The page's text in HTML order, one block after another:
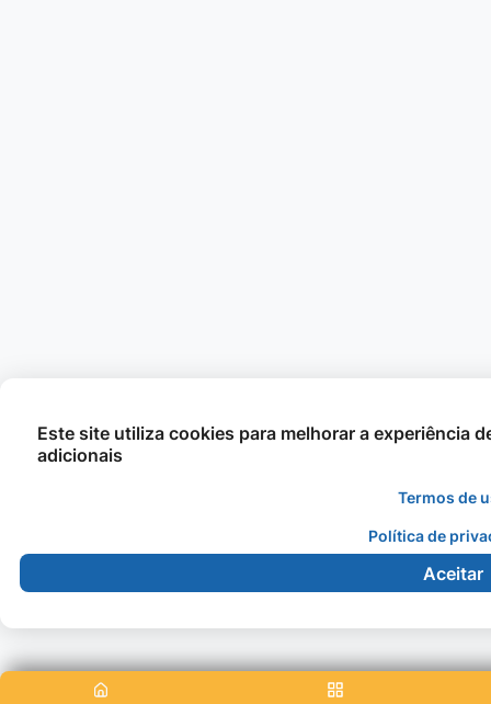
Este site utiliza cookies para melhorar a experiência
adicionais
Termos de
Política de
Aceitar